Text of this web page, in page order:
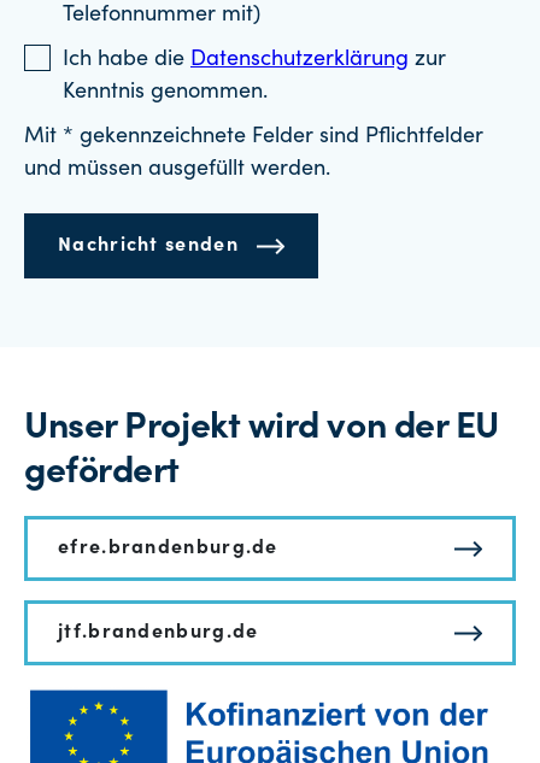
Telefonnummer mit)
Ich habe die Datenschutzerklärung zur
Kenntnis genommen.
Mit * gekennzeichnete Felder sind Pflichtfelder
und müssen ausgefüllt werden.
Nachricht senden
Unser Projekt wird von der EU
gefördert
efre.brandenburg.de
jtf.brandenburg.de